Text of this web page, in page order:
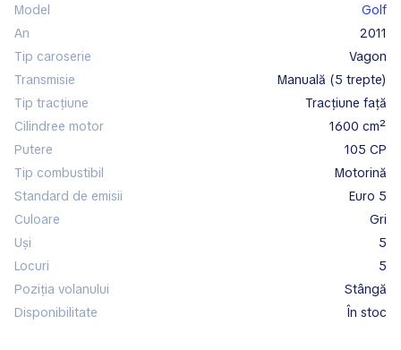
Model
Golf
An
2011
Tip caroserie
vagon
Transmisie
manuală (5 trepte)
Tip tracțiune
tracțiune față
Cilindree motor
1600 cm²
Putere
105 CP
Tip combustibil
motorină
Standard de emisii
Euro 5
Culoare
gri
Uși
5
Locuri
5
Poziția volanului
stângă
Disponibilitate
în stoc